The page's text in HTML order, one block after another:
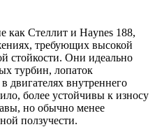
как Стеллит и Haynes 188,
требующих высокой
стойкости. Они идеально
турбин, лопаток
двигателях внутреннего
более устойчивы к износу
но обычно менее
ползучести.